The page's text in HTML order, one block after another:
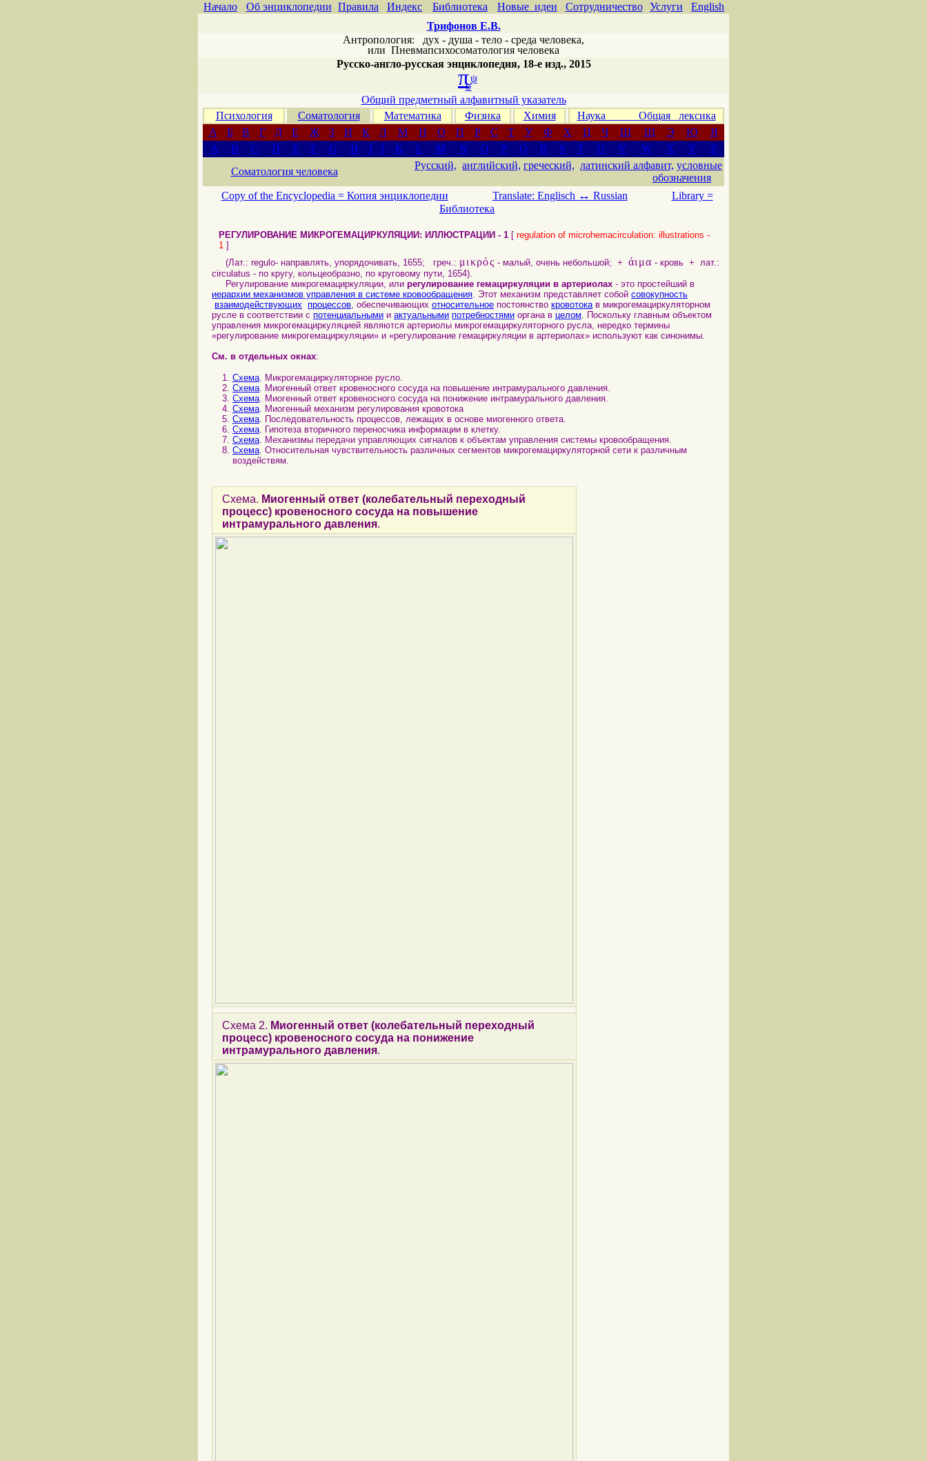
Начало Об энциклопедии Правила Индекс Библиотека Новые идеи Сотрудничество Услуги
English
Трифонов Е.В.
Антропология: дух - душа - тело - среда человека,
или Пневмапсихосоматология человека
Русско-англо-русская энциклопедия, 18-е изд., 2015
πψ
σ
Общий предметный алфавитный указатель
Психология
Соматология Математика Физика Химия
Наука Общая лексика
А
Б В Г Д Е Ж З И К Л М Н О П Р С Т У Ф Х Ц Ч Ш Щ Э Ю
Я
A
B C D E F G H I J K L M N O P Q R S T U V W X Y
Z
Соматология человека
Русский, английский, греческий, латинский алфавит, условные
обозначения
Copy of the Encyclopedia = Копия энциклопедии Translate: Englisch ↔ Russian
Library =
Библиотека
РЕГУЛИРОВАНИЕ МИКРОГЕМАЦИРКУЛЯЦИИ: ИЛЛЮСТРАЦИИ - 1 [ regulation of microhemacirculation: illustrations -
1 ]
(Лат.: regulo- направлять, упорядочивать, 1655; греч.: μικρός - малый, очень небольшой; + άιμα - кровь + лат.:
circulatus - по кругу, кольцеобразно, по круговому пути, 1654).
Регулирование микрогемациркуляции, или регулирование гемациркуляции в артериолах - это простейший в
иерархии механизмов управления в системе кровообращения. Этот механизм представляет собой совокупность
взаимодействующих процессов, обеспечивающих относительное постоянство кровотокав микрогемациркуляторном
русле в соответствии с потенциальными и актуальными потребностями органа в целом. Поскольку главным объектом
управления микрогемациркуляцией являются артериолы микрогемациркуляторного русла, нередко термины
«регулирование микрогемациркуляции» и «регулирование гемациркуляции в артериолах» используют как синонимы.
См. в отдельных окнах:
Схема. Микрогемациркуляторное русло.
Схема. Миогенный ответ кровеносного сосуда на повышение интрамурального давления.
Схема. Миогенный ответ кровеносного сосуда на понижение интрамурального давления.
Схема. Миогенный механизм регулирования кровотока
Схема. Последовательность процессов, лежащих в основе миогенного ответа.
Схема. Гипотеза вторичного переносчика информации в клетку.
Схема. Механизмы передачи управляющих сигналов к объектам управления системы кровообращения.
Схема. Относительная чувствительность различных сегментов микрогемациркуляторной сети к различным
воздействям.
Схема. Миогенный ответ (колебательный переходный
процесс) кровеносного сосуда на повышение
интрамурального давления.
Схема 2. Миогенный ответ (колебательный переходный
процесс) кровеносного сосуда на понижение
интрамурального давления.